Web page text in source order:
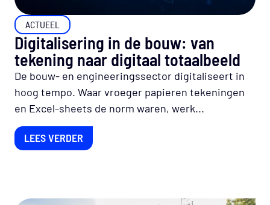
ACTUEEL
Digitalisering in de bouw: van
tekening naar digitaal totaalbeeld
De bouw- en engineeringssector digitaliseert in
hoog tempo. Waar vroeger papieren tekeningen
en Excel-sheets de norm waren, werk...
LEES VERDER